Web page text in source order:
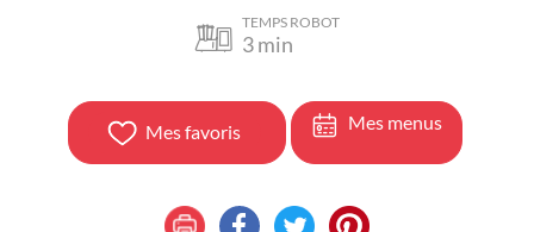
TEMPS ROBOT
3min
Mes favoris Mes menus